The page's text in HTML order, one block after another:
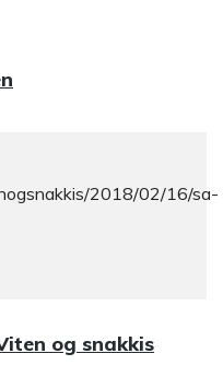
2018/02/16/sa-
og snakkis